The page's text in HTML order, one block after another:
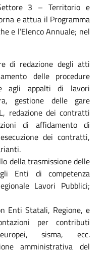
3 – Territorio e
e attua il Programma
e l’Elenco Annuale; nel
di redazione degli atti
delle procedure
agli appalti di lavori
gestione delle gare
redazione dei contratti
di affidamento di
dei contratti,
della trasmissione delle
Enti di competenza
Lavori Pubblici;
Enti Statali, Regione, e
per contributi
sisma, ecc.
amministrativa del